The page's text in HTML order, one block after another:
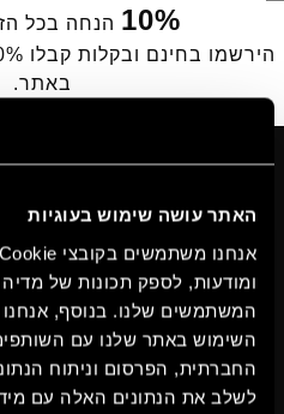
האתר עושה שימוש בעוגיות
ומודעות, לספק תכונות של
המשתמשים שלנו. בנוסף,
השימוש באתר שלנו עם
החברתית, הפרסום וניתוח
לשלב את הנתונים האלה עם
10% הנחה בכל
באתר.